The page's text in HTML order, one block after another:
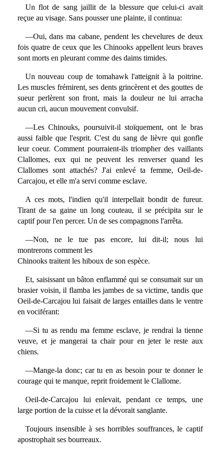
Un flot de sang jaillit de la blessure que celui-ci avait
reçue au visage. Sans pousser une plainte, il continua:
—Oui, dans ma cabane, pendent les chevelures de deux
fois quatre de ceux que les Chinooks appellent leurs braves
sont morts en pleurant comme des daims timides.
Un nouveau coup de tomahawk l'atteignit à la poitrine.
Les muscles frémirent, ses dents grincèrent et des gouttes de
sueur perlèrent son front, mais la douleur ne lui arracha
aucun cri, aucun mouvement convulsif.
—Les Chinouks, poursuivit-il stoïquement, ont le bras
aussi faible que l'esprit. C'est du sang de lièvre qui gonfle
leur coeur. Comment pourraient-ils triompher des vaillants
Clallomes, eux qui ne peuvent les renverser quand les
Clallomes sont attachés? J'ai enlevé ta femme, Oeil-de-
Carcajou, et elle m'a servi comme esclave.
A ces mots, l'indien qu'il interpellait bondit de fureur.
Tirant de sa gaine un long couteau, il se précipita sur le
captif pour l'en percer. Un de ses compagnons l'arrêta.
—Non, ne le tue pas encore, lui dit-il; nous lui
montrerons comment les
Chinooks traitent les hiboux de son espèce.
Et, saisissant un bâton enflammé qui se consumait sur un
brasier voisin, il flamba les jambes de sa victime, tandis que
Oeil-de-Carcajou lui faisait de larges entailles dans le ventre
en vociférant:
—Si tu as rendu ma femme esclave, je rendrai la tienne
veuve, et je mangerai ta chair pour en jeter le reste aux
chiens.
—Mange-la donc; car tu en as besoin pour te donner le
courage qui te manque, reprit froidement le Clallome.
Oeil-de-Carcajou lui enlevait, pendant ce temps, une
large portion de la cuisse et la dévorait sanglante.
Toujours insensible à ses horribles souffrances, le captif
apostrophait ses bourreaux.